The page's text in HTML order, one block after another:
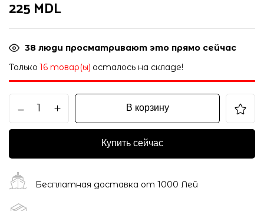
225 MDL
38 люди просматривают это прямо сейчас
Только 16 товар(ы) осталось на складе!
В корзину
Купить сейчас
Бесплатная доставка от 1000 Лей